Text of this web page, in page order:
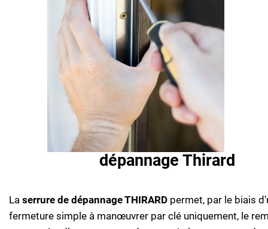
dépannage Thirard
La serrure de dépannage THIRARD permet, par le biais
fermeture simple à manœuvrer par clé uniquement, le